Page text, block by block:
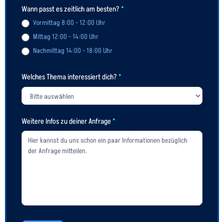
Wann passt es zeitlich am besten? *
Vormittag 8:00 - 12:00 Uhr
Mittag 12:00 - 14:00 Uhr
Nachmittag 14:00 - 18:00 Uhr
Welches Thema interessiert dich? *
Weitere Infos zu deiner Anfrage *